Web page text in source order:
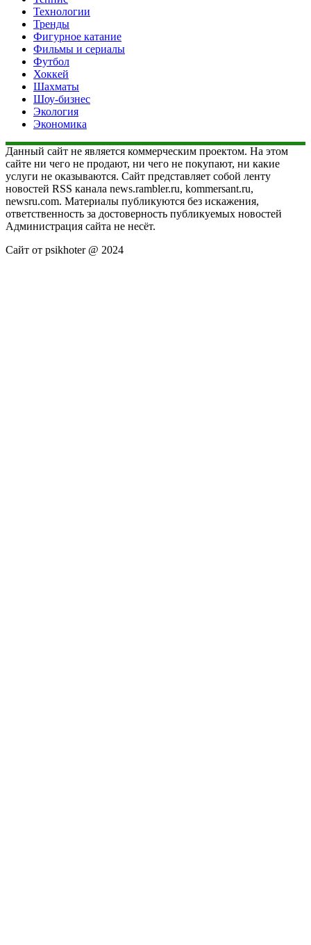
Технологии
Тренды
Фигурное катание
Фильмы и сериалы
Футбол
Хоккей
Шахматы
Шоу-бизнес
Экология
Экономика
Данный сайт не является коммерческим проектом. На этом
сайте ни чего не продают, ни чего не покупают, ни какие
услуги не оказываются. Сайт представляет собой ленту
новостей RSS канала news.rambler.ru, kommersant.ru,
newsru.com. Материалы публикуются без искажения,
ответственность за достоверность публикуемых новостей
Администрация сайта не несёт.
Сайт от psikhoter @ 2024